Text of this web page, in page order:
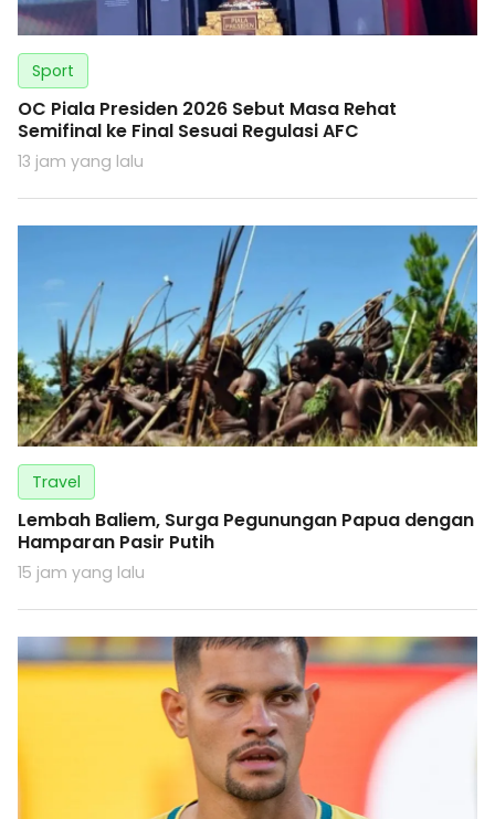
Sport
OC Piala Presiden 2026 Sebut Masa Rehat
Semifinal ke Final Sesuai Regulasi AFC
13 jam yang lalu
Travel
Lembah Baliem, Surga Pegunungan Papua dengan
Hamparan Pasir Putih
15 jam yang lalu